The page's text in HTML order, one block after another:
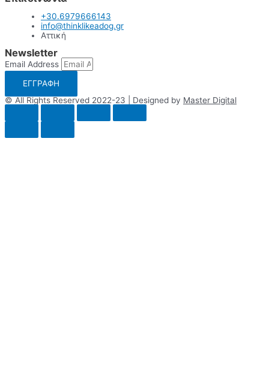
+30.6979666143
info@thinklikeadog.gr
Αττική
Newsletter
Email Address
ΕΓΓΡΑΦΗ
© All Rights Reserved 2022-23 | Designed by Master Digital